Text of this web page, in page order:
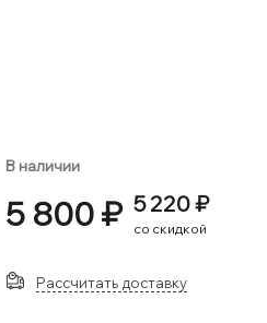
В наличии
5 800 ₽ 5 220 ₽
со скидкой
Рассчитать доставку